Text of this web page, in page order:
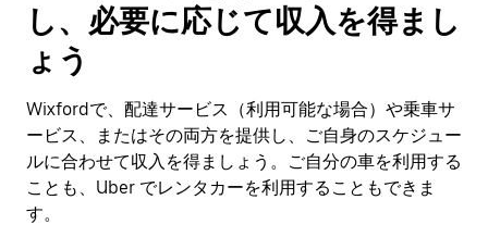
カ
ン
ー
を
閉
じ
ま
す。
し、必要に応じて収入を得まし
ょう
Wixfordで、配達サービス（利用可能な場合）や乗車サ
ービス、またはその両方を提供し、ご自身のスケジュー
ルに合わせて収入を得ましょう。ご自分の車を利用する
ことも、Uber でレンタカーを利用することもできま
す。